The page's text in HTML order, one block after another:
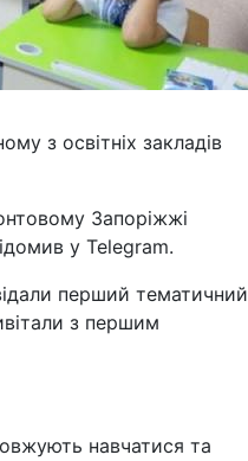
з освітніх закладів
Запоріжжі
у Telegram.
перший тематичний
з першим
навчатися та